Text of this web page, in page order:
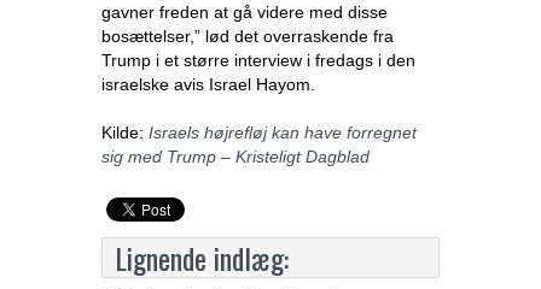
gavner freden at gå videre med disse
bosættelser,” lød det overraskende fra
Trump i et større interview i fredags i den
israelske avis Israel Hayom.
Kilde: Israels højrefløj kan have forregnet
sig med Trump – Kristeligt Dagblad
Lignende indlæg: